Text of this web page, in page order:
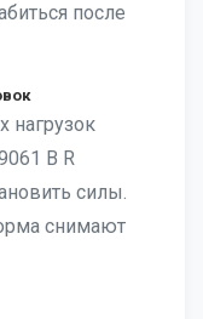
после
нагрузок
B R
силы.
снимают